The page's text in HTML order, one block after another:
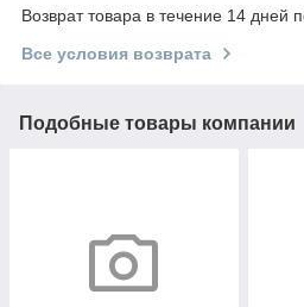
Возврат товара в течение 14 дней
Все условия возврата
Подобные товары компании